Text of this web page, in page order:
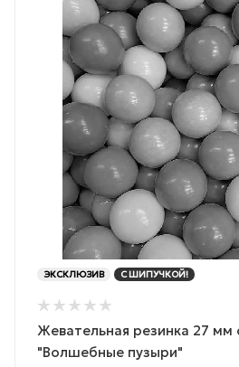
ЭКСКЛЮЗИВ С ШИПУЧКОЙ!
Жевательная резинка 27 мм
"Волшебные пузыри"